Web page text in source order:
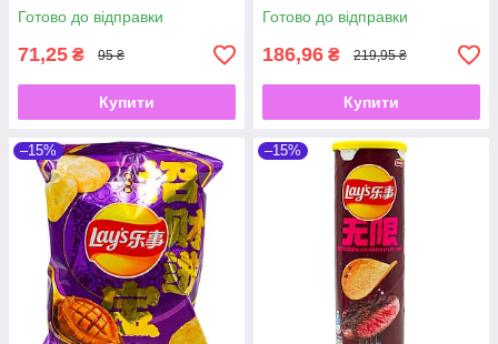
Готово до відправки
71,25 ₴ 95 ₴
Купити
Готово до відправки
186,96 ₴ 219,95 ₴
Купити
–15% –15%